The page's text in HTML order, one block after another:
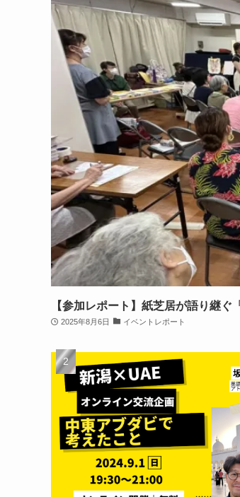
【参加レポート】紙芝居が語り継
2025年8月6日 イベントレポート